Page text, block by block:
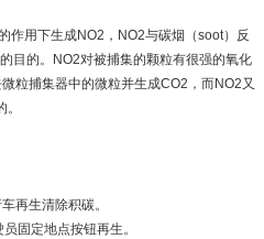
作用下生成NO2，NO2与碳烟（soot）反
目的。NO2对被捕集的颗粒有很强的氧化
粒捕集器中的微粒并生成CO2，而NO2又
再生清除积碳。
固定地点按钮再生。